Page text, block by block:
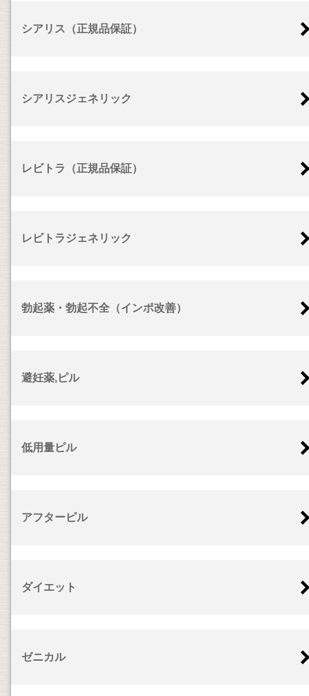
シアリス（正規品保証）
シアリスジェネリック
レビトラ（正規品保証）
レビトラジェネリック
勃起薬・勃起不全（インポ改善）
避妊薬,ピル
低用量ピル
アフターピル
ダイエット
ゼニカル